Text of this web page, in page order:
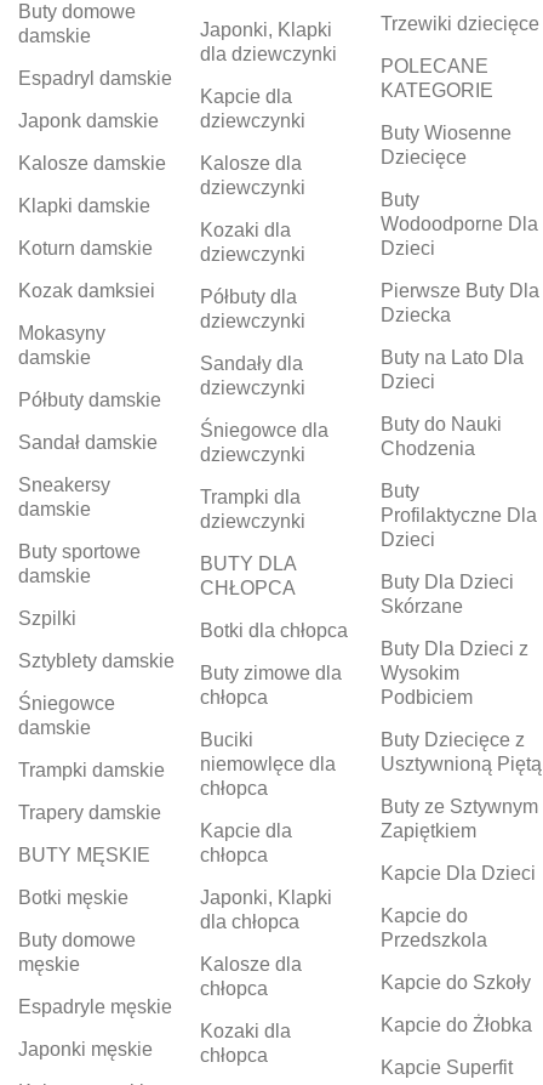
Buty domowe
damskie
Espadryl damskie
Japonk damskie
Kalosze damskie
Klapki damskie
Koturn damskie
Kozak damksiei
Mokasyny
damskie
Półbuty damskie
Sandał damskie
Sneakersy
damskie
Buty sportowe
damskie
Szpilki
Sztyblety damskie
Śniegowce
damskie
Trampki damskie
Trapery damskie
BUTY MĘSKIE
Botki męskie
Buty domowe
męskie
Espadryle męskie
Japonki męskie
Japonki, Klapki
dla dziewczynki
Kapcie dla
dziewczynki
Kalosze dla
dziewczynki
Kozaki dla
dziewczynki
Półbuty dla
dziewczynki
Sandały dla
dziewczynki
Śniegowce dla
dziewczynki
Trampki dla
dziewczynki
BUTY DLA
CHŁOPCA
Botki dla chłopca
Buty zimowe dla
chłopca
Buciki
niemowlęce dla
chłopca
Kapcie dla
chłopca
Japonki, Klapki
dla chłopca
Kalosze dla
chłopca
Kozaki dla
chłopca
Trzewiki dziecięce
POLECANE
KATEGORIE
Buty Wiosenne
Dziecięce
Buty
Wodoodporne Dla
Dzieci
Pierwsze Buty Dla
Dziecka
Buty na Lato Dla
Dzieci
Buty do Nauki
Chodzenia
Buty
Profilaktyczne Dla
Dzieci
Buty Dla Dzieci
Skórzane
Buty Dla Dzieci z
Wysokim
Podbiciem
Buty Dziecięce z
Usztywnioną Piętą
Buty ze Sztywnym
Zapiętkiem
Kapcie Dla Dzieci
Kapcie do
Przedszkola
Kapcie do Szkoły
Kapcie do Żłobka
Kapcie Superfit